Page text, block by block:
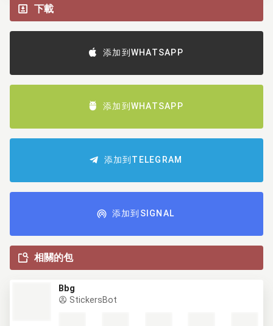
下載
添加到WHATSAPP
添加到WHATSAPP
添加到TELEGRAM
添加到SIGNAL
相關的包
Bbg
StickersBot